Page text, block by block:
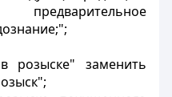
розыске" заменить